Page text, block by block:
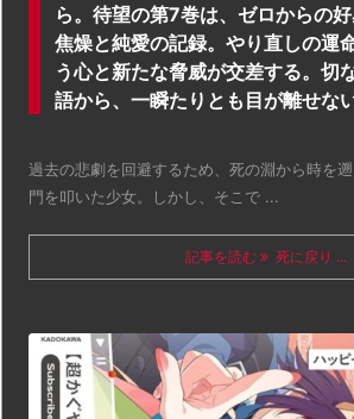
ら。待望の第7巻は、ゼロからの
焦燥と純愛の記録。やり直しの運
う心と新たな脅威が交差する。切
語から、一瞬たりとも目が離せない
過去の悲劇を回避するため、死の淵から時を
門を叩いた少女。しかし、そこで ...
記事を読む 死に戻り ...